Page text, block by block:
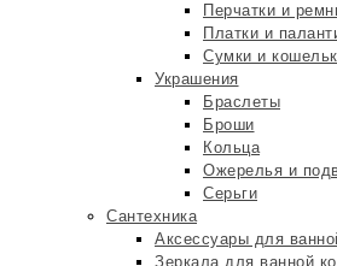
Перчатки и
Платки и
Сумки и
Украшения
Браслеты
Броши
Кольца
Ожерелья и
Серьги
Сантехника
Аксессуары для
Зеркала для ванной